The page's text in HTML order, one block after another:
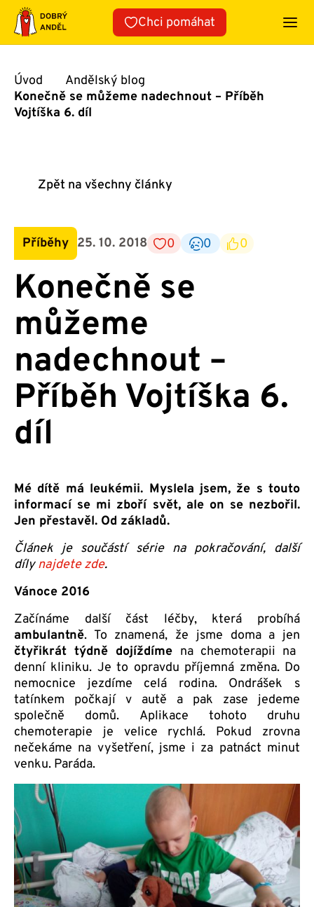
Přeskočit
obsah
Chci pomáhat
Úvod
Andělský blog
Konečně se můžeme nadechnout – Příběh
Vojtíška 6. díl
Zpět na všechny články
Příběhy 25. 10. 2018 0 0 0
Konečně se
můžeme
nadechnout –
Příběh Vojtíška 6.
díl
Mé dítě má leukémii. Myslela jsem, že s touto
informací se mi zboří svět, ale on se nezbořil.
Jen přestavěl. Od základů.
Článek je součástí série na pokračování, další
dílynajdete zde.
Vánoce 2016
Začínáme další část léčby, která probíhá
ambulantně. To znamená, že jsme doma a jen
čtyřikrát týdně dojíždíme na chemoterapii na
denní kliniku. Je to opravdu příjemná změna. Do
nemocnice jezdíme celá rodina. Ondrášek s
tatínkem počkají v autě a pak zase jedeme
společně domů. Aplikace tohoto druhu
chemoterapie je velice rychlá. Pokud zrovna
nečekáme na vyšetření, jsme i za patnáct minut
venku. Paráda.